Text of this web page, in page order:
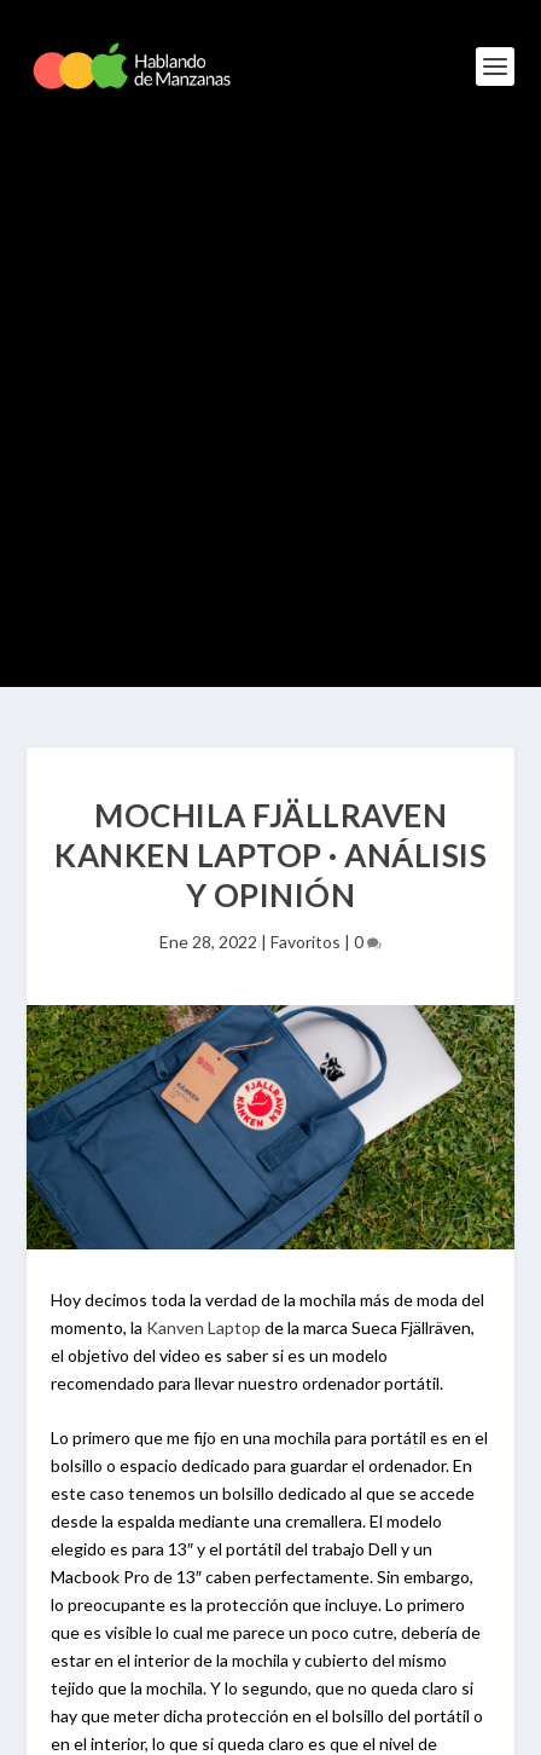
MOCHILA FJÄLLRAVEN
KANKEN LAPTOP · ANÁLISIS
Y OPINIÓN
Ene 28, 2022 | Favoritos | 0
Hoy decimos toda la verdad de la mochila más de moda del
momento, la Kanven Laptop de la marca Sueca Fjällräven,
el objetivo del video es saber si es un modelo
recomendado para llevar nuestro ordenador portátil.
Lo primero que me fijo en una mochila para portátil es en el
bolsillo o espacio dedicado para guardar el ordenador. En
este caso tenemos un bolsillo dedicado al que se accede
desde la espalda mediante una cremallera. El modelo
elegido es para 13″ y el portátil del trabajo Dell y un
Macbook Pro de 13″ caben perfectamente. Sin embargo,
lo preocupante es la protección que incluye. Lo primero
que es visible lo cual me parece un poco cutre, debería de
estar en el interior de la mochila y cubierto del mismo
tejido que la mochila. Y lo segundo, que no queda claro si
hay que meter dicha protección en el bolsillo del portátil o
en el interior, lo que si queda claro es que el nivel de